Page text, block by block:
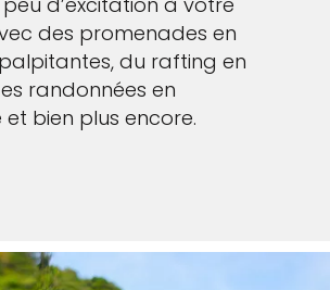
des promenades en
du rafting en
randonnées en
bien plus encore.